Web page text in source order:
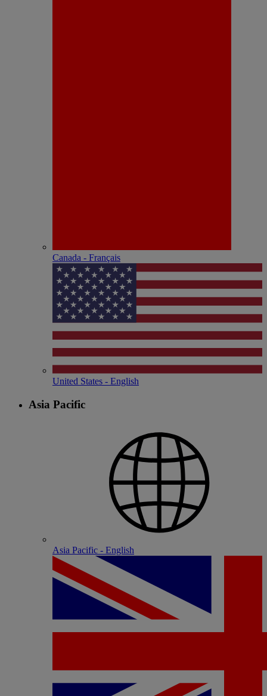
Canada - Français
United States - English
Asia Pacific
Asia Pacific - English